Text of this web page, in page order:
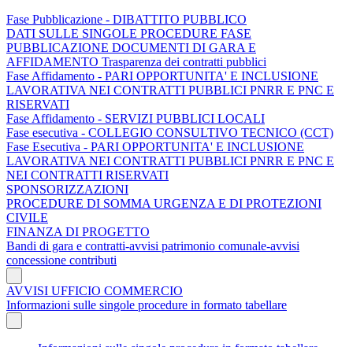
Fase Pubblicazione - DIBATTITO PUBBLICO
DATI SULLE SINGOLE PROCEDURE FASE
PUBBLICAZIONE DOCUMENTI DI GARA E
AFFIDAMENTO Trasparenza dei contratti pubblici
Fase Affidamento - PARI OPPORTUNITA' E INCLUSIONE
LAVORATIVA NEI CONTRATTI PUBBLICI PNRR E PNC E
RISERVATI
Fase Affidamento - SERVIZI PUBBLICI LOCALI
Fase esecutiva - COLLEGIO CONSULTIVO TECNICO (CCT)
Fase Esecutiva - PARI OPPORTUNITA' E INCLUSIONE
LAVORATIVA NEI CONTRATTI PUBBLICI PNRR E PNC E
NEI CONTRATTI RISERVATI
SPONSORIZZAZIONI
PROCEDURE DI SOMMA URGENZA E DI PROTEZIONI
CIVILE
FINANZA DI PROGETTO
Bandi di gara e contratti-avvisi patrimonio comunale-avvisi
concessione contributi
AVVISI UFFICIO COMMERCIO
Informazioni sulle singole procedure in formato tabellare